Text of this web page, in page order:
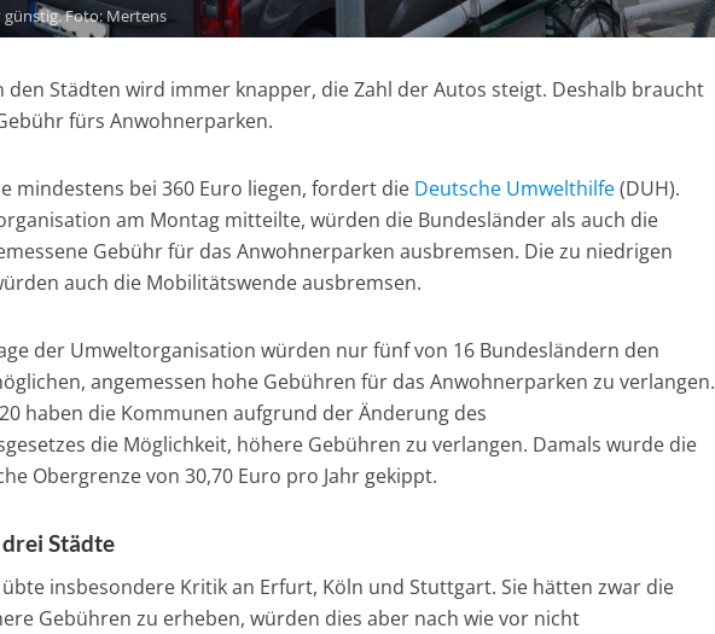
Foto: Mertens
den Städten wird immer knapper, die Zahl der Autos steigt. Deshalb braucht
fürs Anwohnerparken.
mindestens bei 360 Euro liegen, fordert die Deutsche Umwelthilfe(DUH).
am Montag mitteilte, würden die Bundesländer als auch die
Gebühr für das Anwohnerparken ausbremsen. Die zu niedrigen
auch die Mobilitätswende ausbremsen.
der Umweltorganisation würden nur fünf von 16 Bundesländern den
angemessen hohe Gebühren für das Anwohnerparken zu verlangen.
haben die Kommunen aufgrund der Änderung des
die Möglichkeit, höhere Gebühren zu verlangen. Damals wurde die
Obergrenze von 30,70 Euro pro Jahr gekippt.
Städte
insbesondere Kritik an Erfurt, Köln und Stuttgart. Sie hätten zwar die
Gebühren zu erheben, würden dies aber nach wie vor nicht